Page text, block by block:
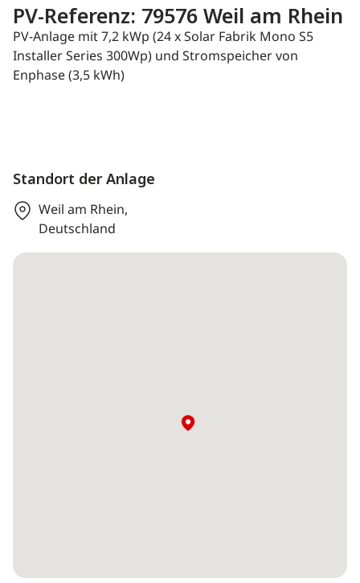
PV-Referenz: 79576 Weil am Rhein
PV-Anlage mit 7,2 kWp (24 x Solar Fabrik Mono S5
Installer Series 300Wp) und Stromspeicher von
Enphase (3,5 kWh)
Standort der Anlage
Weil am Rhein,
Deutschland